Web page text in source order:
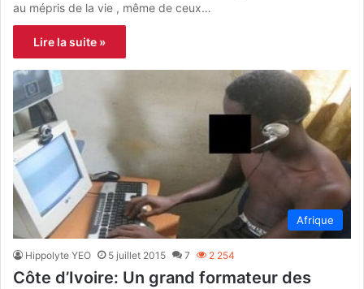
au mépris de la vie , même de ceux…
Lire la suite »
Afrique
Hippolyte YEO 5 juillet 2015 7 2 254
Côte d’Ivoire: Un grand formateur des